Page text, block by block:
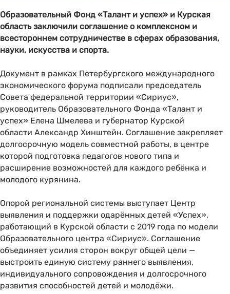
Образовательный Фонд «Талант и успех» и Курская
область заключили соглашение о комплексном и
всестороннем сотрудничестве в сферах образования,
науки, искусства и спорта.
Документ в рамках Петербургского международного
экономического форума подписали председатель
Совета федеральной территории «Сириус»,
руководитель Образовательного Фонда «Талант и
успех» Елена Шмелева и губернатор Курской
области Александр Хинштейн. Соглашение закрепляет
долгосрочную модель совместной работы, в центре
которой подготовка педагогов нового типа и
расширение возможностей для каждого ребёнка и
молодого курянина.
Опорой региональной системы выступает Центр
выявления и поддержки одарённых детей «Успех»,
работающий в Курской области с 2019 года по модели
Образовательного центра «Сириус». Соглашение
объединяет усилия сторон вокруг общей цели —
выстроить единую систему раннего выявления,
индивидуального сопровождения и долгосрочного
развития способностей детей и молодёжи.